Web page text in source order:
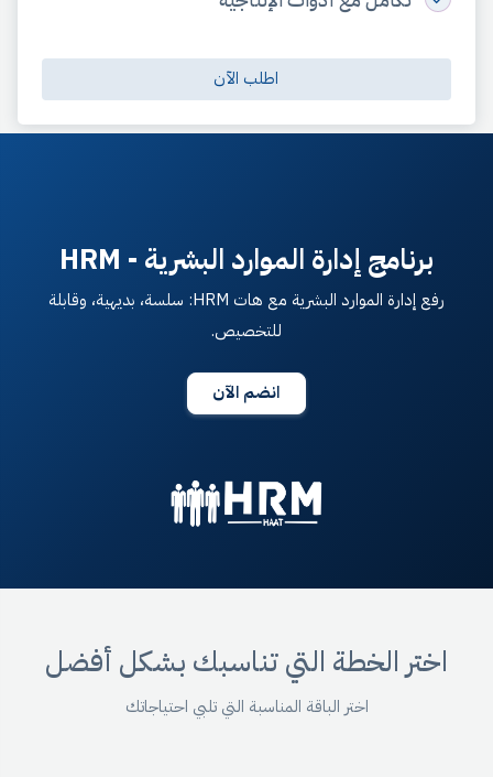
اطلب الآن
برنامج إدارة الموارد البشرية - HRM
رفع إدارة الموارد البشرية مع هات HRM: سلسة، بديهية، وقابلة
للتخصيص.
انضم الآن
اختر الخطة التي تناسبك بشكل أفضل
اختر الباقة المناسبة التي تلبي احتياجاتك